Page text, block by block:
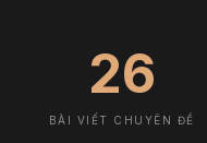
26
BÀI VIẾT CHUYÊN ĐỀ